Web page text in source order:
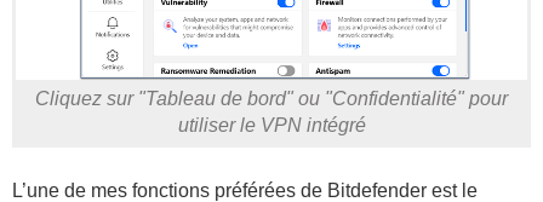
Cliquez sur "Tableau de bord" ou "Confidentialité" pour
utiliser le VPN intégré
L’une de mes fonctions préférées de Bitdefender est le